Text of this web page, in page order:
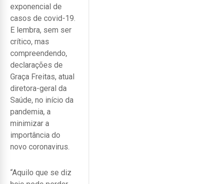
exponencial de
casos de covid-19.
E lembra, sem ser
crítico, mas
compreendendo,
declarações de
Graça Freitas, atual
diretora-geral da
Saúde, no início da
pandemia, a
minimizar a
importância do
novo coronavirus.
“Aquilo que se diz